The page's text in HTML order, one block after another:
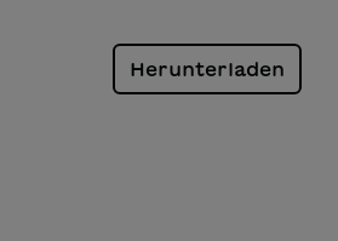
Herunterladen